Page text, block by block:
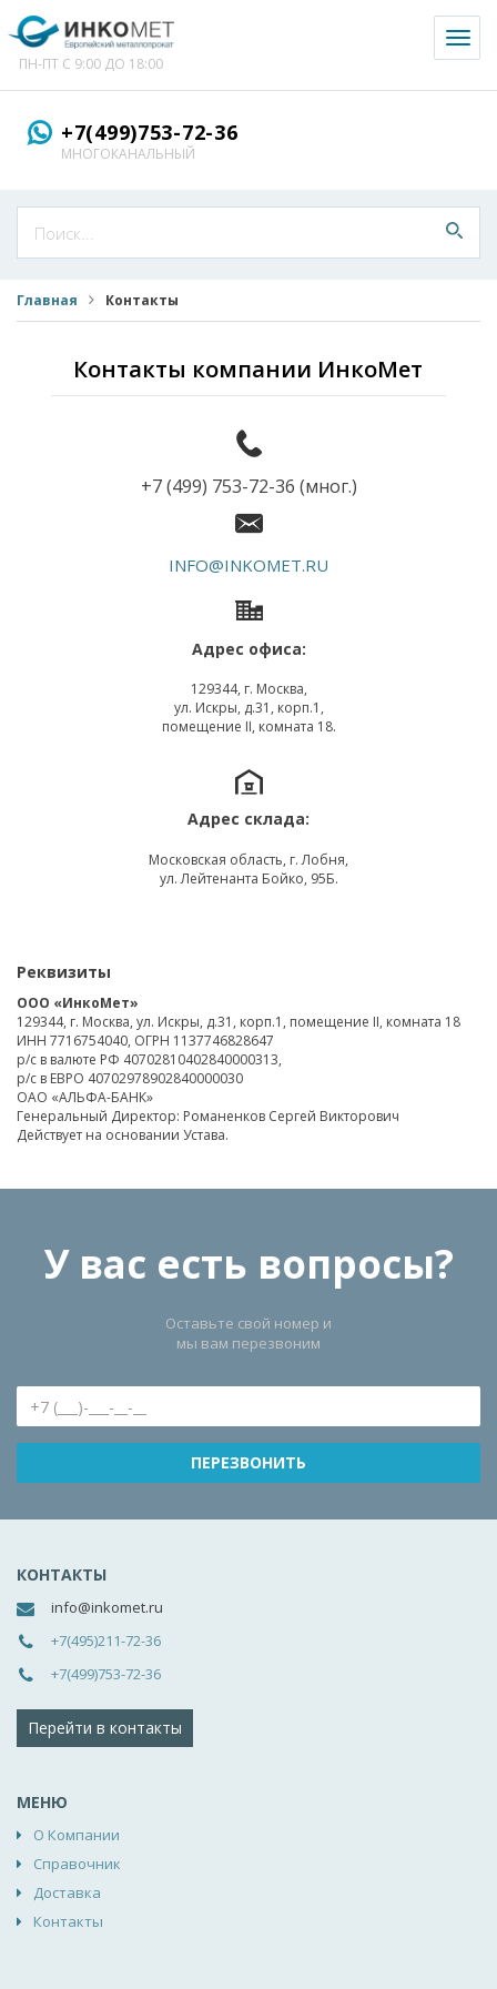
ПН-ПТ С 9:00 ДО 18:00
+7(499)753-72-36
МНОГОКАНАЛЬНЫЙ
Главная Контакты
Контакты компании ИнкоМет
+7 (499) 753-72-36 (мног.)
INFO@INKOMET.RU
Адрес офиса:
129344, г. Москва,
ул. Искры, д.31, корп.1,
помещение II, комната 18.
Адрес склада:
Московская область, г. Лобня,
ул. Лейтенанта Бойко, 95Б.
Реквизиты
ООО «ИнкоМет»
129344, г. Москва, ул. Искры, д.31, корп.1, помещение II, комната 18
ИНН 7716754040, ОГРН 1137746828647
р/с в валюте РФ 40702810402840000313,
р/с в ЕВРО 40702978902840000030
ОАО «АЛЬФА-БАНК»
Генеральный Директор: Романенков Сергей Викторович
Действует на основании Устава.
У вас есть вопросы?
Оставьте свой номер и
мы вам перезвоним
КОНТАКТЫ
info@inkomet.ru
+7(495)211-72-36
+7(499)753-72-36
Перейти в контакты
МЕНЮ
О Компании
Справочник
Доставка
Контакты